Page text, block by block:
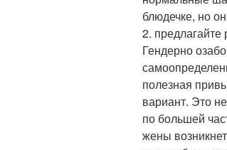
блюдечке, но
2.
Гендерно
полезная
вариант. Это
по большей
жены